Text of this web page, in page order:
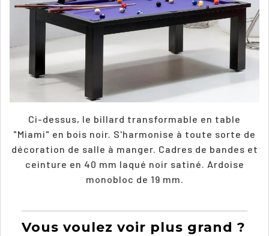
Ci-dessus, le billard transformable en table
"Miami" en bois noir. S'harmonise à toute sorte de
décoration de salle à manger. Cadres de bandes et
ceinture en 40 mm laqué noir satiné. Ardoise
monobloc de 19 mm.
Vous voulez voir plus grand ?